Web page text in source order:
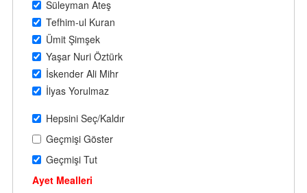
Süleyman Ateş
Tefhim-ul Kuran
Ümit Şimşek
Yaşar Nuri Öztürk
İskender Ali Mihr
İlyas Yorulmaz
Hepsini Seç/Kaldır
Geçmişi Göster
Geçmişi Tut
Ayet Mealleri